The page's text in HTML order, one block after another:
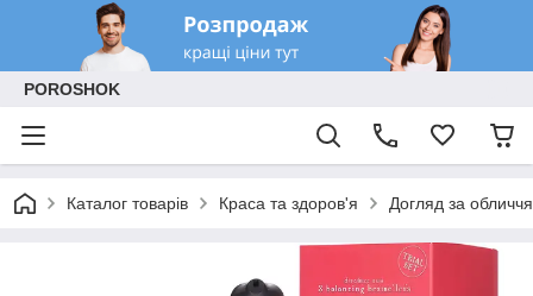
POROSHOK
Каталог товарів Краса та здоров'я Догляд за